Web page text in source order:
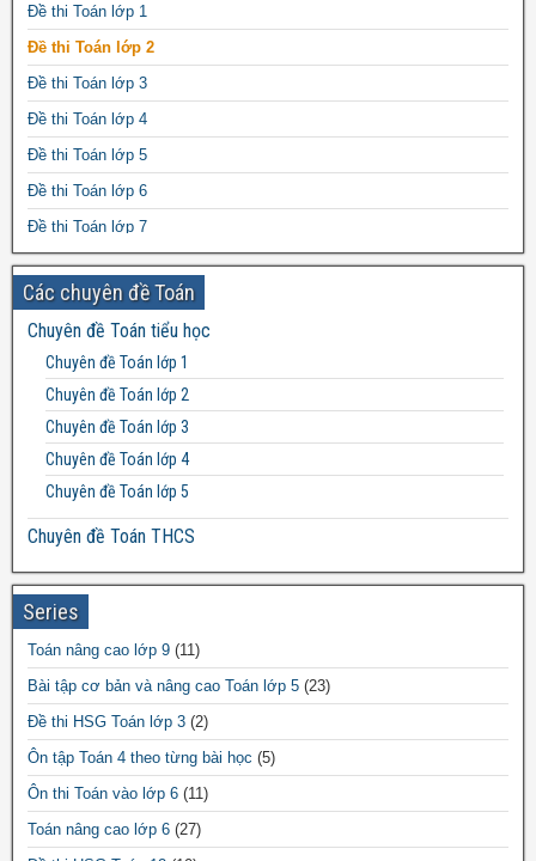
Chu kì tế bào gồm những giai đoạn nào? Ý nghĩa của việc điều hòa
chu kì tế bào?
Đề thi Toán lớp 1
Đề thi Toán lớp 2
Đề thi Toán lớp 3
Đề thi Toán lớp 4
Đề thi Toán lớp 5
Đề thi Toán lớp 6
Đề thi Toán lớp 7
Đề thi Toán lớp 8
Đề thi Toán lớp 9
Đề thi Toán lớp 10
Đề thi Toán lớp 11
Đề thi Toán lớp 12
Các chuyên đề Toán
Chuyên đề Toán tiểu học
Chuyên đề Toán lớp 1
Chuyên đề Toán lớp 2
Chuyên đề Toán lớp 3
Chuyên đề Toán lớp 4
Chuyên đề Toán lớp 5
Chuyên đề Toán THCS
Bất đẳng thức THCS
Chuyên đề Toán lớp 6
Chuyên đề Toán lớp 7
Chuyên đề Toán lớp 8
Chuyên đề Toán lớp 9
Chuyên đề Toán THPT
Chuyên đề Toán lớp 10
Chuyên đề Toán lớp 11
Chuyên đề Toán lớp 12
Series
Toán nâng cao lớp 9 (11)
Bài tập cơ bản và nâng cao Toán lớp 5 (23)
Đề thi HSG Toán lớp 3 (2)
Ôn tập Toán 4 theo từng bài học (5)
Ôn thi Toán vào lớp 6 (11)
Toán nâng cao lớp 6 (27)